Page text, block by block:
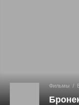
Фильмы /